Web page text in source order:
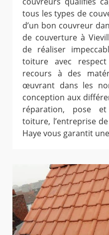
tous les types de
d’un bon couvreur
de couverture à
de réaliser
toiture avec
recours à des
œuvrant dans les
conception aux
réparation, pose
toiture, l’entreprise
Haye vous garantit